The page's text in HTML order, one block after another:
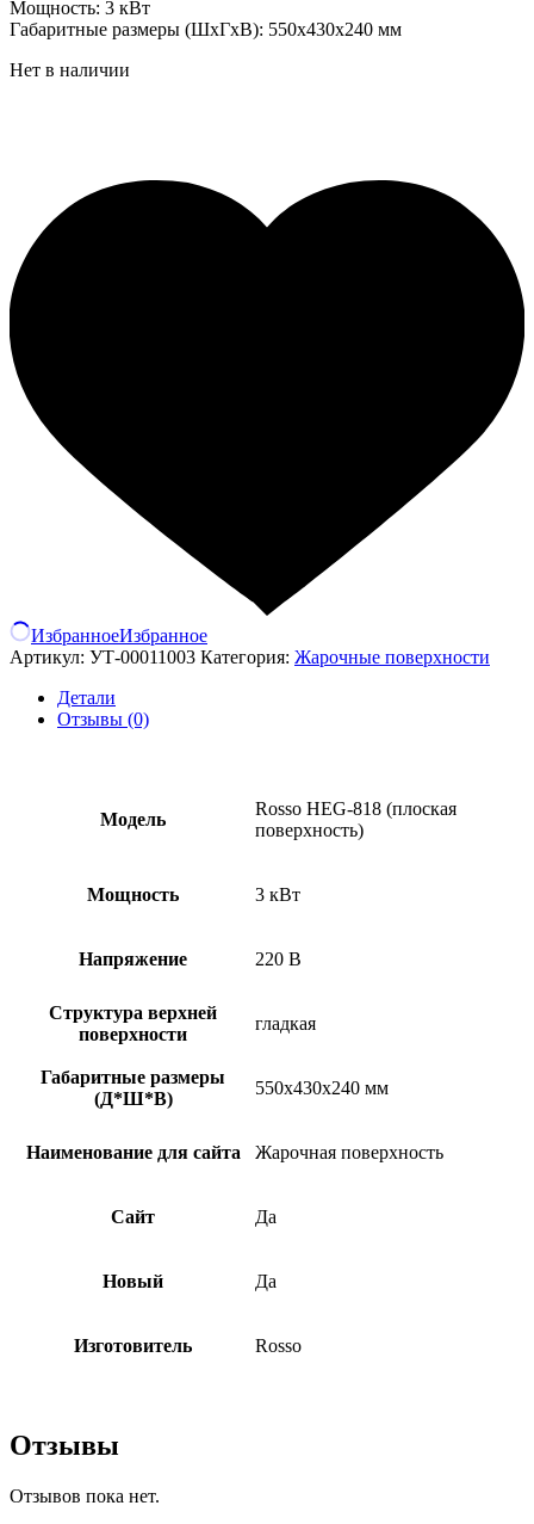
Мощность: 3 кВт
Габаритные размеры (ШхГхВ): 550х430х240 мм
Нет в наличии
ИзбранноеИзбранное
Артикул: УТ-00011003 Категория: Жарочные поверхности
Детали
Отзывы (0)
Модель
Rosso HEG-818 (плоская
поверхность)
Мощность 3 кВт
Напряжение 220 В
Структура верхней
поверхности
гладкая
Габаритные размеры
(Д*Ш*В)
550х430х240 мм
Наименование для сайта Жаpoчная поверxнocть
Сайт Да
Новый Да
Изготовитель Rosso
Отзывы
Отзывов пока нет.